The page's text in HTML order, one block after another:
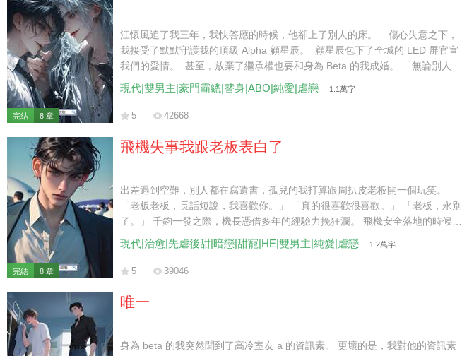
完結 8 章
江懷風追了我三年，我快答應的時候，他卻上了別人的床。 傷心失意之下，
我接受了默默守護我的頂級 Alpha 顧星辰。 顧星辰包下了全城的 LED 屏官宣
我們的愛情。 甚至，放棄了繼承權也要和身為 Beta 的我成婚。 「無論別人怎
麼看你，你都是我心中最珍視的一葉扁舟。」 于是，我決定接受腺體改造，想
為他留下子嗣。 然而，在即將簽訂胚胎移植的協議書時，顧星辰卻失蹤了。 我
找到他時，卻聽到他不屑地跟別人說： 「如果不是因為江懷風，我連看他一
現代|雙男主|豪門霸總|替身|ABO|純愛|虐戀 1.1萬字
5 42668
完結 8 章
飛機失事我跟老板表白了
出差遇到空難，別人都在寫遺書，孤兒的我打算跟周扒皮老板開一個玩笑。
「老板老板，長話短說，我喜歡你。」 「真的很喜歡很喜歡。」 「老板，永別
了。」 千鈞一發之際，機長憑借多年的經驗力挽狂瀾。 飛機安全落地的時候我
還在恍惚。 直到看到被一排黑衣保鏢簇擁的老板血紅著眼睛奔向了我。
現代|治愈|先虐後甜|暗戀|甜寵|HE|雙男主|純愛|虐戀 1.2萬字
5 39046
唯一
身為 beta 的我突然聞到了高冷室友 a 的資訊素。 更壞的是，我對他的資訊素